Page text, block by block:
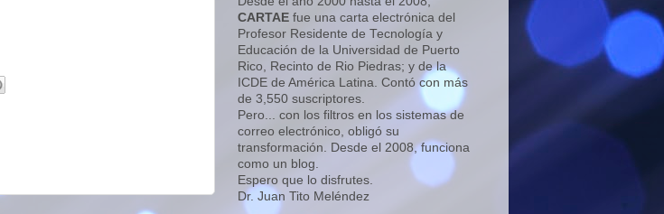
CARTAE fue una carta electrónica del
Profesor Residente de Tecnología y
Educación de la Universidad de Puerto
Rico, Recinto de Rio Piedras; y de la
ICDE de América Latina. Contó con más
de 3,550 suscriptores.
Pero... con los filtros en los sistemas de
correo electrónico, obligó su
transformación. Desde el 2008, funciona
como un blog.
Espero que lo disfrutes.
Dr. Juan Tito Meléndez